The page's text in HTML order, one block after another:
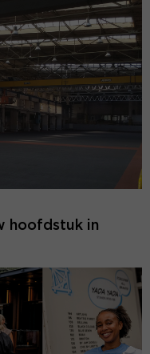
hoofdstuk in